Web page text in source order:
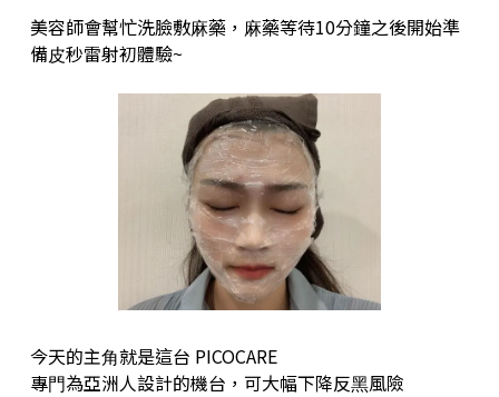
美容師會幫忙洗臉敷⿇藥，⿇藥等待10分鐘之後開始準
備⽪秒雷射初體驗~
今天的主⾓就是這台 PICOCARE
專⾨為亞洲⼈設計的機台，可⼤幅下降反⿊風險